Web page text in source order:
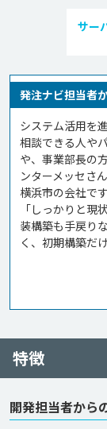
サー
発注ナビ担当者
システム活用を
相談できる人や
や、事業部長の
ンターメッセさ
横浜市の会社です
「しっかりと
装構築も手戻り
く、初期構築だ
特徴
開発担当者から